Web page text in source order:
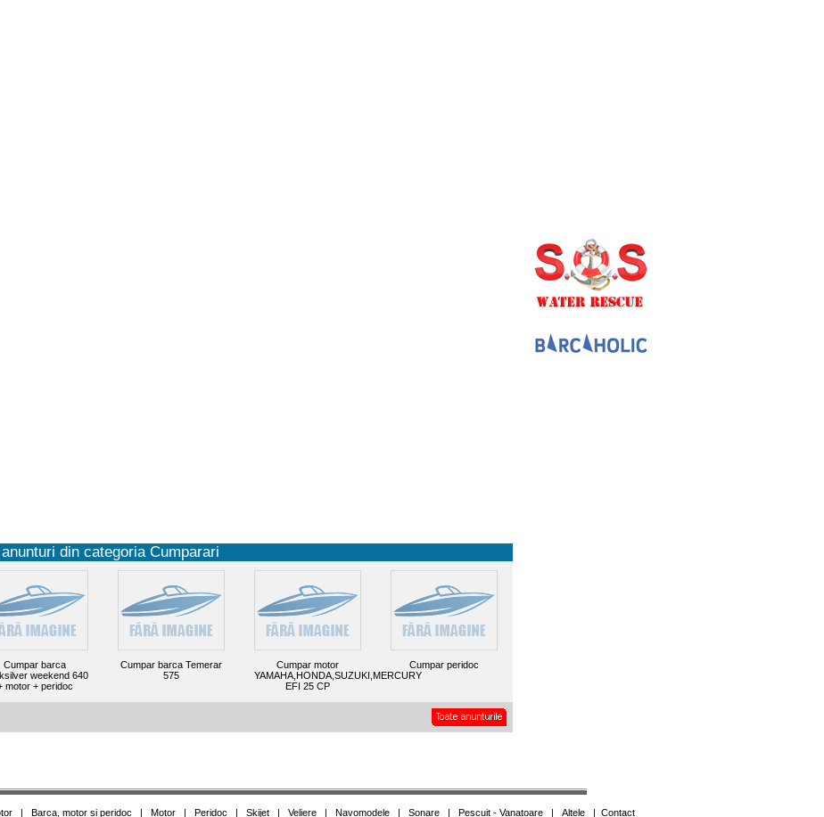
din categoria Cumparari
Cumpar barca
weekend 640
motor + peridoc
Cumpar barca Temerar
575
Cumpar motor
YAMAHA,HONDA,SUZUKI,MERCURY
EFI 25 CP
Cumpar peridoc
| Barca, motor si peridoc | Motor| Peridoc | Skijet| Veliere| Navomodele| Sonare| Pescuit - Vanatoare| Altele| Contact